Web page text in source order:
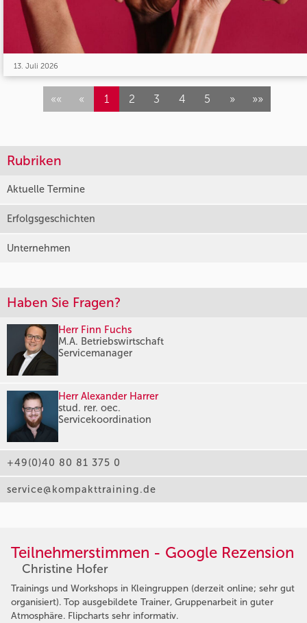
Rubriken
Aktuelle Termine
Erfolgsgeschichten
Unternehmen
Haben Sie Fragen?
Herr Finn Fuchs
M.A. Betriebswirtschaft
Servicemanager
Herr Alexander Harrer
stud. rer. oec.
Servicekoordination
+49(0)40 80 81 375 0
service@kompakttraining.de
13. Juli 2026
«« « 1 2 3 4 5 » »»
Teilnehmerstimmen - Google Rezension
Christine Hofer
Trainings und Workshops in Kleingruppen (derzeit online; sehr gut
organisiert). Top ausgebildete Trainer, Gruppenarbeit in guter
Atmosphäre. Flipcharts sehr informativ.